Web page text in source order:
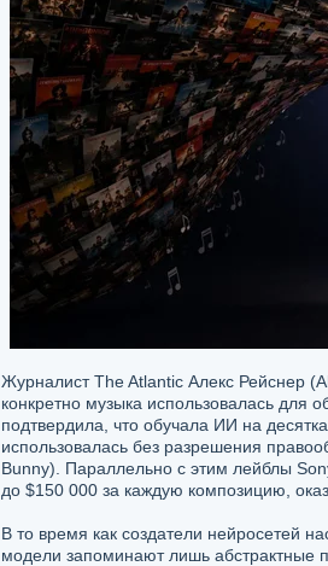
Журналист The Atlantic Алекс Рейснер
конкретно музыка использовалась
подтвердила, что обучала ИИ на
использовалась без разрешения
Bunny). Параллельно с этим лейблы
до $150 000 за каждую композицию,
В то время как создатели нейросетей
модели запоминают лишь абстрактные